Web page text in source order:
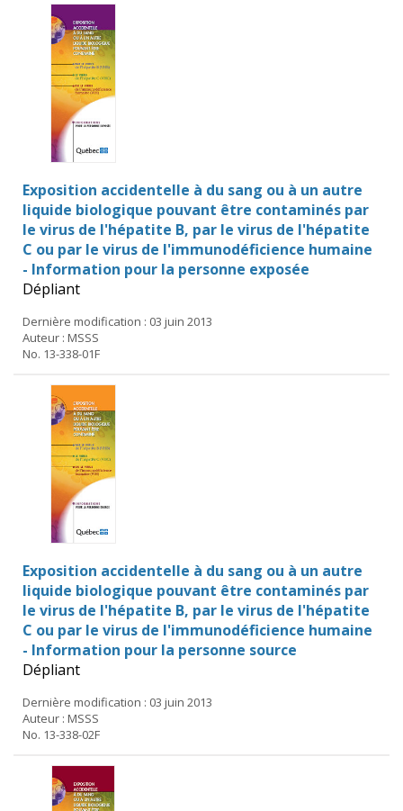
Exposition accidentelle à du sang ou à un autre
liquide biologique pouvant être contaminés par
le virus de l'hépatite B, par le virus de l'hépatite
C ou par le virus de l'immunodéficience humaine
- Information pour la personne exposée
Dépliant
Dernière modification : 03 juin 2013
Auteur : MSSS
No. 13-338-01F
Exposition accidentelle à du sang ou à un autre
liquide biologique pouvant être contaminés par
le virus de l'hépatite B, par le virus de l'hépatite
C ou par le virus de l'immunodéficience humaine
- Information pour la personne source
Dépliant
Dernière modification : 03 juin 2013
Auteur : MSSS
No. 13-338-02F